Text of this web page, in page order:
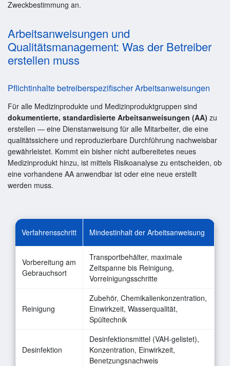
Zweckbestimmung an.
Arbeitsanweisungen und
Qualitätsmanagement: Was der Betreiber
erstellen muss
Pflichtinhalte betreiberspezifischer Arbeitsanweisungen
Für alle Medizinprodukte und Medizinproduktgruppen sind
dokumentierte, standardisierte Arbeitsanweisungen (AA) zu
erstellen — eine Dienstanweisung für alle Mitarbeiter, die eine
qualitätssichere und reproduzierbare Durchführung nachweisbar
gewährleistet. Kommt ein bisher nicht aufbereitetes neues
Medizinprodukt hinzu, ist mittels Risikoanalyse zu entscheiden, ob
eine vorhandene AA anwendbar ist oder eine neue erstellt
werden muss.
Verfahrensschritt Mindestinhalt der Arbeitsanweisung
Vorbereitung am
Gebrauchsort
Transportbehälter, maximale
Zeitspanne bis Reinigung,
Vorreinigungsschritte
Reinigung
Zubehör, Chemikalienkonzentration,
Einwirkzeit, Wasserqualität,
Spültechnik
Desinfektion
Desinfektionsmittel (VAH-gelistet),
Konzentration, Einwirkzeit,
Benetzungsnachweis